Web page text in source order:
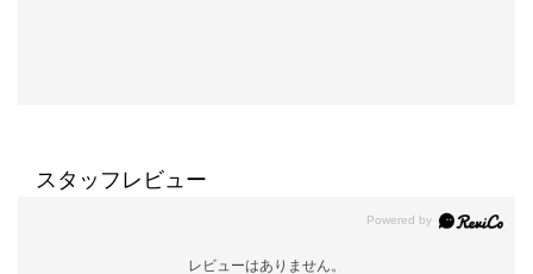
スタッフレビュー
レビューはありません。